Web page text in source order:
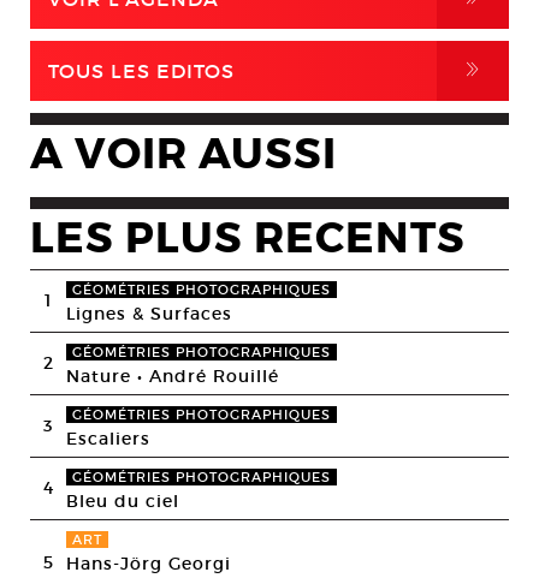
TOUS LES EDITOS ,
A VOIR AUSSI
LES PLUS RECENTS
1 GÉOMÉTRIES PHOTOGRAPHIQUES
Lignes & Surfaces
2 GÉOMÉTRIES PHOTOGRAPHIQUES
Nature • André Rouillé
3 GÉOMÉTRIES PHOTOGRAPHIQUES
Escaliers
4 GÉOMÉTRIES PHOTOGRAPHIQUES
Bleu du ciel
5
ART
Hans-Jörg Georgi